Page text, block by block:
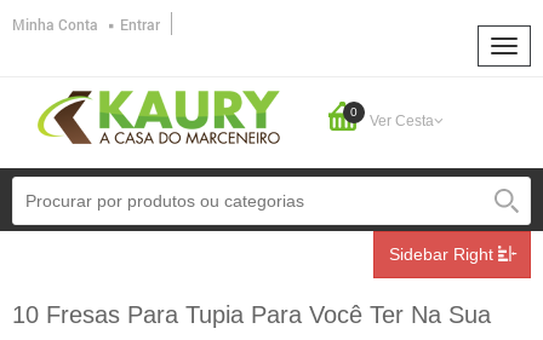
Minha Conta Entrar
0
Ver Cesta
Sidebar Right
10 Fresas Para Tupia Para Você Ter Na Sua